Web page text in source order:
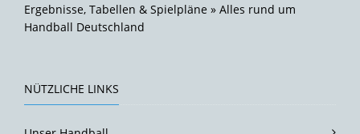
Ergebnisse, Tabellen & Spielpläne » Alles rund um
Handball Deutschland
NÜTZLICHE LINKS